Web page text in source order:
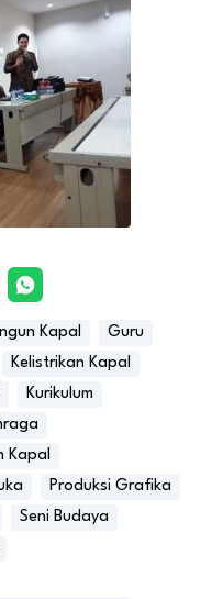
Kapal
Guru
Kelistrikan Kapal
Kurikulum
Kapal
Produksi Grafika
Seni Budaya